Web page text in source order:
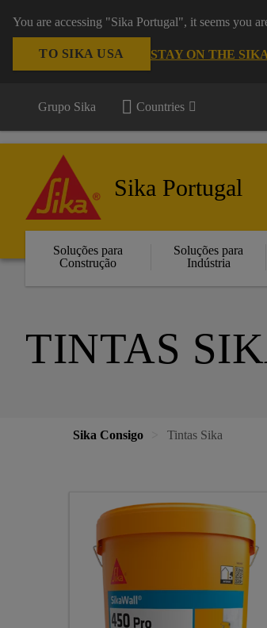
You are accessing "Sika Portugal", it seems you
TO SIKA USA STAY ON THE
Grupo Sika Countries
Sika Portugal
Soluções para
Construção
Soluções para
Indústria
TINTAS
Sika Consigo Tintas Sika